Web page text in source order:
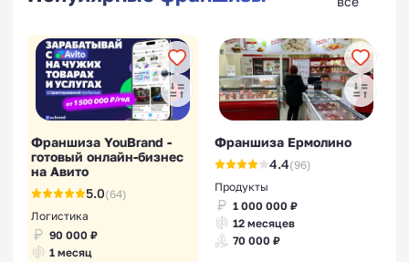
Франшиза YouBrand -
готовый онлайн-бизнес
на Авито
5.0(64)
Логистика
90 000 ₽
1 месяц
Франшиза Ермолино
4.4(96)
Продукты
1 000 000 ₽
12 месяцев
70 000 ₽